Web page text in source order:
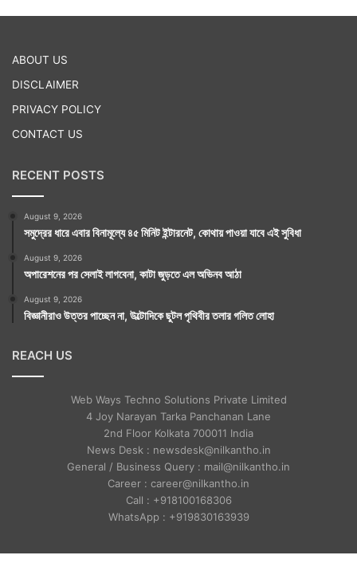
ABOUT US
DISCLAIMER
PRIVACY POLICY
CONTACT US
RECENT POSTS
August 9, 2026
সমুদ্রের ধারে এবার বিনামূল্যে ৪৫ মিনিট ইন্টারনেট, কোথায় পাওয়া যাবে এই সুবিধা
August 9, 2026
অপারেশনের পর সেলাই লাগবেনা, কাটা জুড়তে এল অভিনব আঠা
August 9, 2026
বিজ্ঞানীরাও উত্তর পাচ্ছেন না, উল্টোদিকে ছুটল পৃথিবীর তলার গলিত লোহা
REACH US
Web Ways Techno Solutions Private Limited
4 Joy Narayan Tarka Panchanan Lane
2nd Floor Kolkata 700011 India
News Desk : newsdesk@nilkantho.in
General / Business Query : mail@nilkantho.in
Career : career@nilkantho.in
Call : +918100168306
WhatsApp : +919830163939